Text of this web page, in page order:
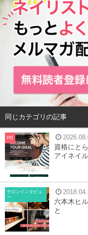
創業から4年間でグ
ぶ鳥を落とす勢いの
現在14店舗展開）の
ここ「アイネイルズ
各店舗独自採算制を
ともなっているこの
は、客層もネイリス
都心から少し離れ、あ
大成長を遂げた裏には
キャリアを絶対に未来
た強い店舗理念とモチ
をしっかりとバック
がありました。
今現在では、さらに福
に対して評価される
同じカテゴリの記事
PR
資格にと
アイネイ
サロンインタビュ
ー
六本木ヒ
と